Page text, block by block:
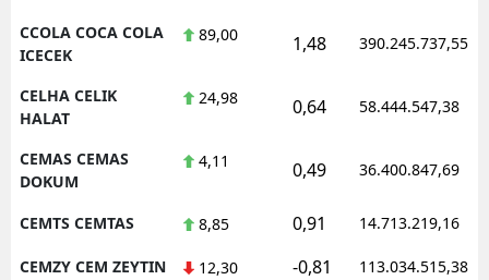
CCOLA COCA COLA
ICECEK
89,00 1,48 390.245.737,55
CELHA CELIK
HALAT
24,98 0,64 58.444.547,38
CEMAS CEMAS
DOKUM
4,11 0,49 36.400.847,69
CEMTS CEMTAS 8,85 0,91 14.713.219,16
CEMZY CEM ZEYTIN 12,30 -0,81 113.034.515,38